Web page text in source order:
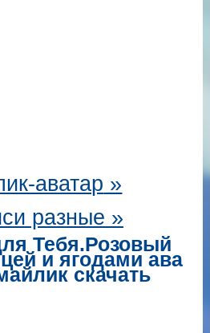
аватар »
разные »
Тебя.Розовый
и ягодами ава
скачать